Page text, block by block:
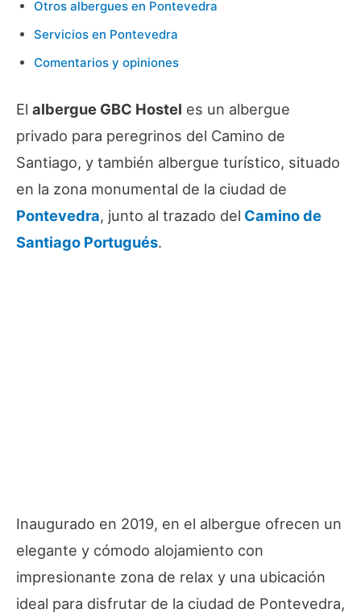
Otros albergues en Pontevedra
Servicios en Pontevedra
Comentarios y opiniones
El albergue GBC Hostel es un albergue
privado para peregrinos del Camino de
Santiago, y también albergue turístico, situado
en la zona monumental de la ciudad de
Pontevedra, junto al trazado del Camino de
Santiago Portugués.
Inaugurado en 2019, en el albergue ofrecen un
elegante y cómodo alojamiento con
impresionante zona de relax y una ubicación
ideal para disfrutar de la ciudad de Pontevedra,